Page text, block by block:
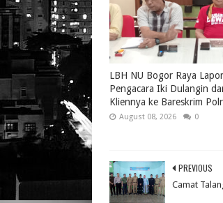
LBH NU Bogor Raya
Pengacara Iki Dulangin
Kliennya ke Bareskrim
August 08, 2026 0
PREVIOUS
Camat